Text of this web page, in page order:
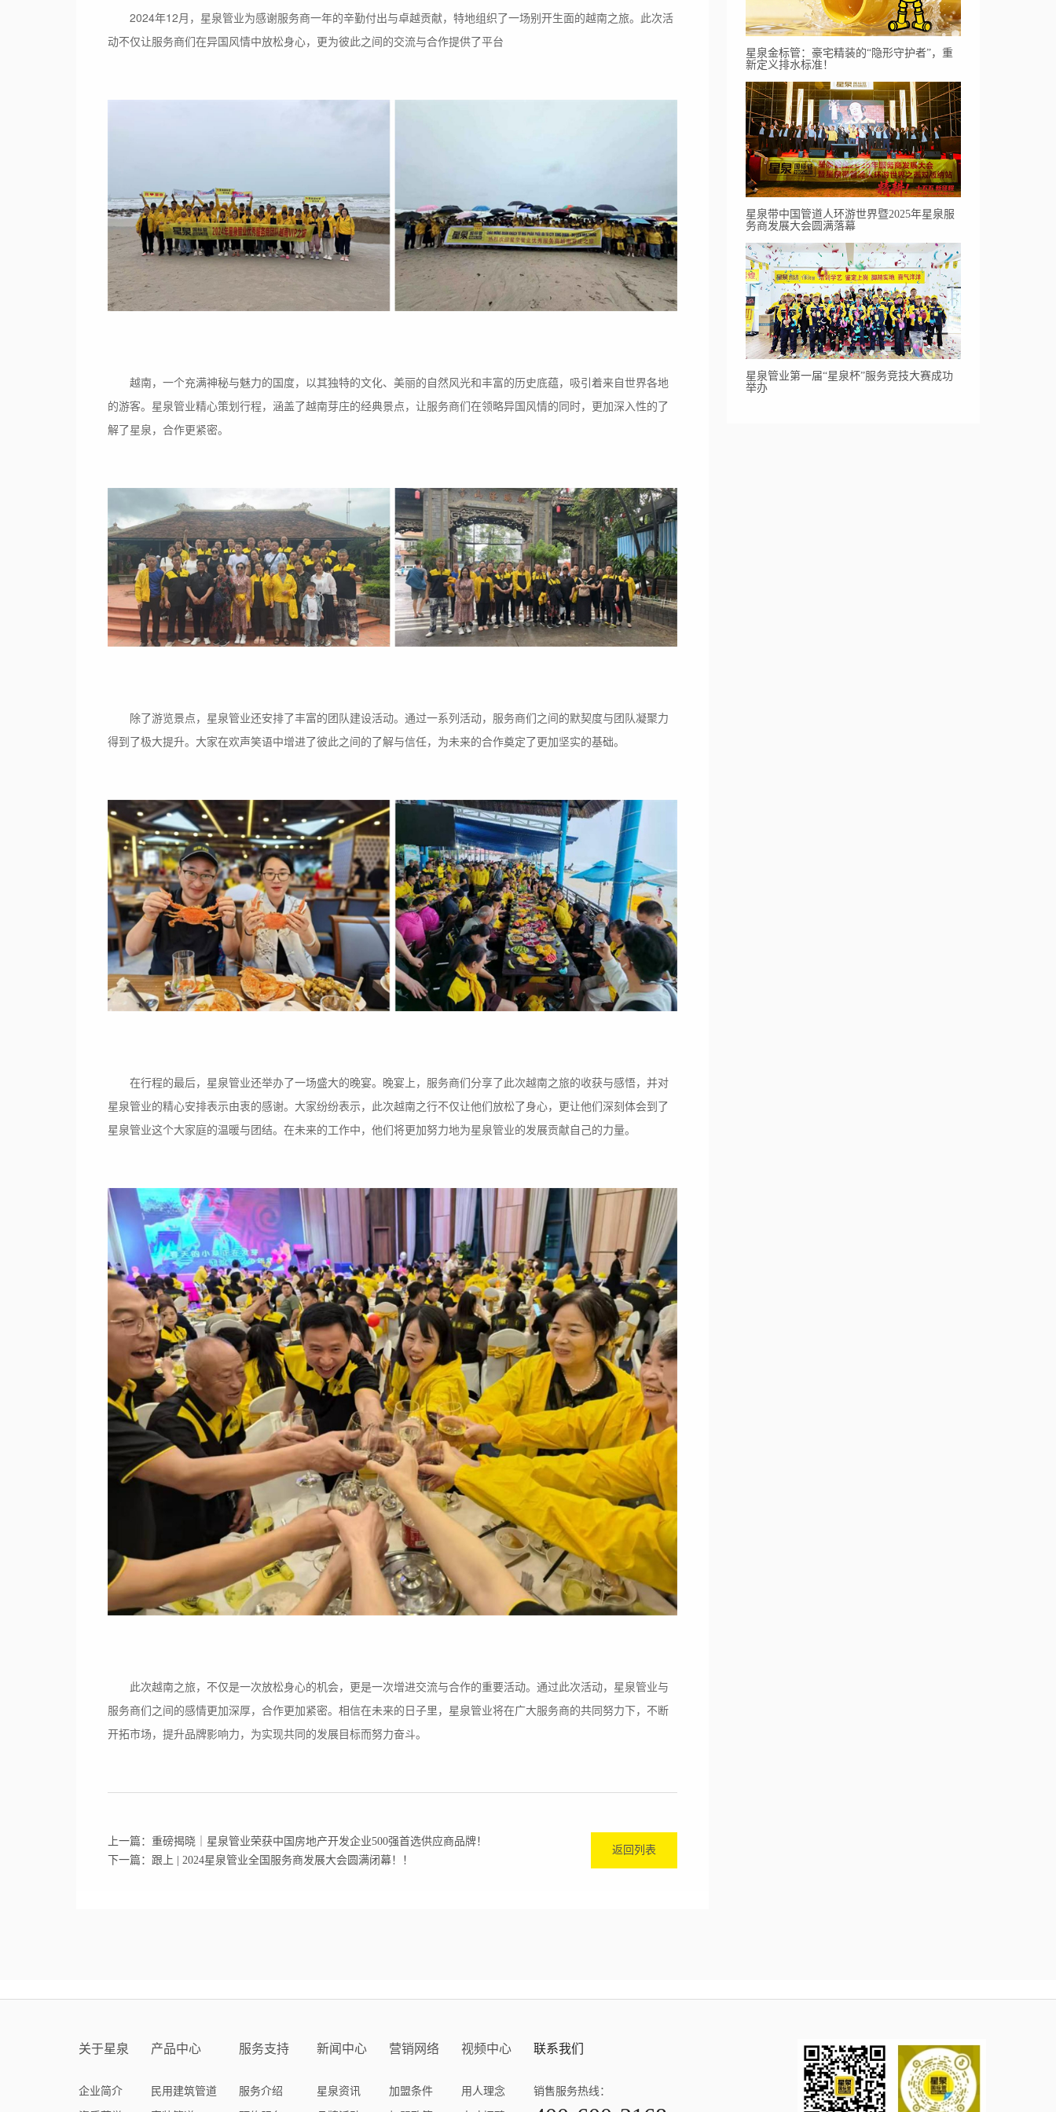
2024年12月，星泉管业为感谢服务商一年的辛勤付出与卓越贡献，特地组织了一场别开生面的越南之旅。此次活
动不仅让服务商们在异国风情中放松身心，更为彼此之间的交流与合作提供了平台
越南，一个充满神秘与魅力的国度，以其独特的文化、美丽的自然风光和丰富的历史底蕴，吸引着来自世界各地
的游客。星泉管业精心策划行程，涵盖了越南芽庄的经典景点，让服务商们在领略异国风情的同时，更加深入性的了
解了星泉，合作更紧密。
除了游览景点，星泉管业还安排了丰富的团队建设活动。通过一系列活动，服务商们之间的默契度与团队凝聚力
得到了极大提升。大家在欢声笑语中增进了彼此之间的了解与信任，为未来的合作奠定了更加坚实的基础。
在行程的最后，星泉管业还举办了一场盛大的晚宴。晚宴上，服务商们分享了此次越南之旅的收获与感悟，并对
星泉管业的精心安排表示由衷的感谢。大家纷纷表示，此次越南之行不仅让他们放松了身心，更让他们深刻体会到了
星泉管业这个大家庭的温暖与团结。在未来的工作中，他们将更加努力地为星泉管业的发展贡献自己的力量。
此次越南之旅，不仅是一次放松身心的机会，更是一次增进交流与合作的重要活动。通过此次活动，星泉管业与
服务商们之间的感情更加深厚，合作更加紧密。相信在未来的日子里，星泉管业将在广大服务商的共同努力下，不断
开拓市场，提升品牌影响力，为实现共同的发展目标而努力奋斗。
上一篇：重磅揭晓｜星泉管业荣获中国房地产开发企业500强首选供应商品牌！
下一篇：跟上 | 2024星泉管业全国服务商发展大会圆满闭幕！！
返回列表
星泉金标管：豪宅精装的“隐形守护者”，重
新定义排水标准！
星泉带中国管道人环游世界暨2025年星泉服
务商发展大会圆满落幕
星泉管业第一届“星泉杯”服务竞技大赛成功
举办
关于星泉
企业简介
产品中心
民用建筑管道
服务支持
服务介绍
新闻中心
星泉资讯
营销网络
加盟条件
视频中心
用人理念
联系我们
销售服务热线：